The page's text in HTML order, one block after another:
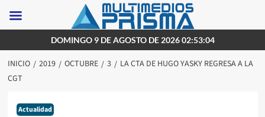
al
contenido
DOMINGO 9 DE AGOSTO DE 2026 02:53:04
INICIO 2019 OCTUBRE 3
LA CTA DE HUGO YASKY REGRESA A LA
CGT
Actualidad